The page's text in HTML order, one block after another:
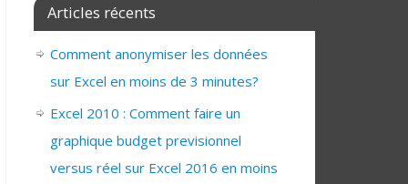
Articles récents
Comment anonymiser les données
sur Excel en moins de 3 minutes?
Excel 2010 : Comment faire un
graphique budget previsionnel
versus réel sur Excel 2016 en moins